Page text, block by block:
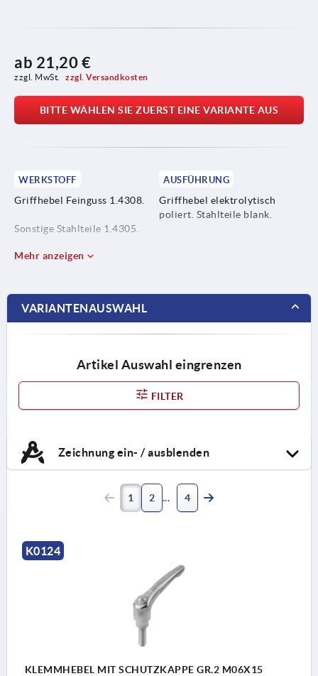
ab 21,20 €
zzgl. MwSt. zzgl. Versandkosten
BITTE WÄHLEN SIE ZUERST EINE VARIANTE AUS
WERKSTOFF
Griffhebel Feinguss 1.4308.
Sonstige Stahlteile 1.4305.
AUSFÜHRUNG
Griffhebel elektrolytisch
poliert. Stahlteile blank.
Mehr anzeigen
VARIANTENAUSWAHL
Artikel Auswahl eingrenzen
FILTER
Zeichnung ein- / ausblenden
1 2 4
K0124
KLEMMHEBEL MIT SCHUTZKAPPE GR.2 M06X15